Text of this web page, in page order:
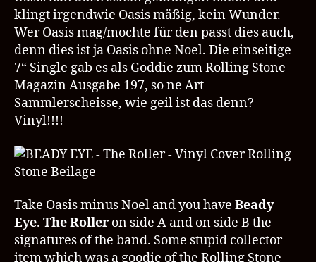
klingt irgendwie Oasis mäßig, kein Wunder.
Wer Oasis mag/mochte für den passt dies auch,
denn dies ist ja Oasis ohne Noel. Die einseitige
7“ Single gab es als Goddie zum Rolling Stone
Magazin Ausgabe 197, so ne Art
Sammlerscheisse, wie geil ist das denn?
Vinyl!!!!
Take Oasis minus Noel and you have Beady
Eye. The Roller on side A and on side B the
signatures of the band. Some stupid collector
item which was a goodie of the Rolling Stone